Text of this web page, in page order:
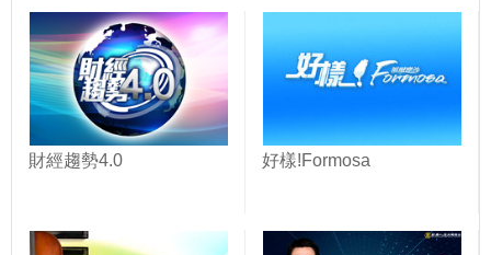
財經趨勢4.0 好樣!Formosa